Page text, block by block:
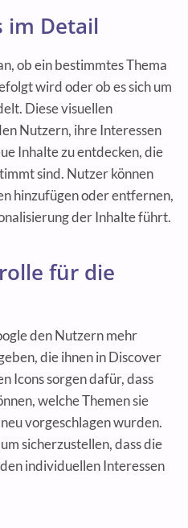
im Detail
ob ein bestimmtes Thema
wird oder ob es sich um
Diese visuellen
Nutzern, ihre Interessen
Inhalte zu entdecken, die
sind. Nutzer können
hinzufügen oder entfernen,
der Inhalte führt.
für die
den Nutzern mehr
die ihnen in Discover
Icons sorgen dafür, dass
welche Themen sie
vorgeschlagen wurden.
sicherzustellen, dass die
individuellen Interessen